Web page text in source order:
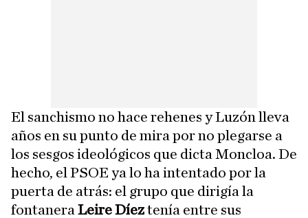
El sanchismo no hace rehenes y Luzón lleva
años en su punto de mira por no plegarse a
los sesgos ideológicos que dicta Moncloa. De
hecho, el PSOE ya lo ha intentado por la
puerta de atrás: el grupo que dirigía la
fontanera Leire Díeztenía entre sus